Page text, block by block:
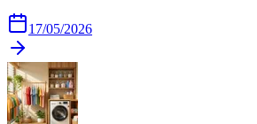
17/05/2026